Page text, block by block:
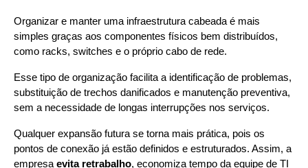
Organizar e manter uma infraestrutura cabeada é mais
simples graças aos componentes físicos bem distribuídos,
como racks, switches e o próprio cabo de rede.
Esse tipo de organização facilita a identificação de problemas,
substituição de trechos danificados e manutenção preventiva,
sem a necessidade de longas interrupções nos serviços.
Qualquer expansão futura se torna mais prática, pois os
pontos de conexão já estão definidos e estruturados. Assim, a
empresa evita retrabalho, economiza tempo da equipe de TI